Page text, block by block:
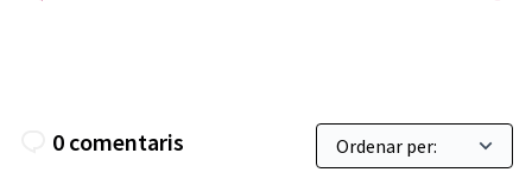
0 comentaris